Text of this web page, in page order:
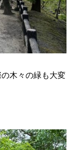
木々の緑も大変